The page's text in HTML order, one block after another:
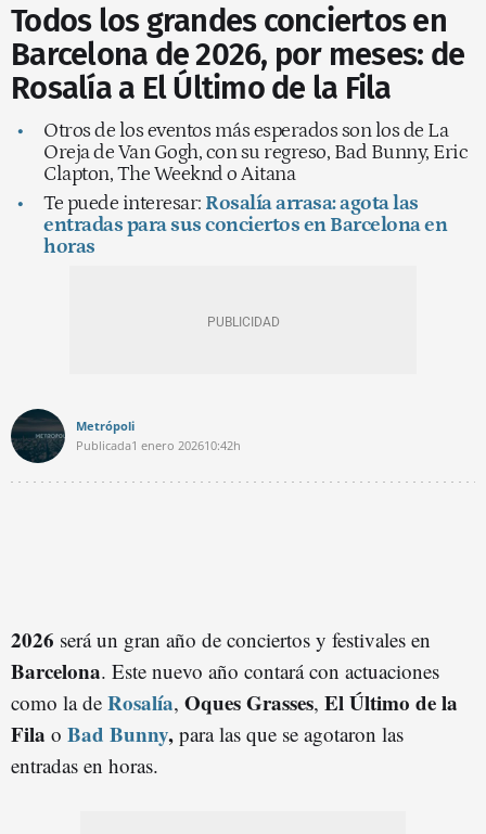
Todos los grandes conciertos en
Barcelona de 2026, por meses: de
Rosalía a El Último de la Fila
Otros de los eventos más esperados son los de La
Oreja de Van Gogh, con su regreso, Bad Bunny, Eric
Clapton, The Weeknd o Aitana
Te puede interesar: Rosalía arrasa: agota las
entradas para sus conciertos en Barcelona en
horas
Metrópoli
Publicada1 enero 202610:42h
2026 será un gran año de conciertos y festivales en
Barcelona. Este nuevo año contará con actuaciones
como la de Rosalía, Oques Grasses, El Último de la
Fila o Bad Bunny, para las que se agotaron las
entradas en horas.